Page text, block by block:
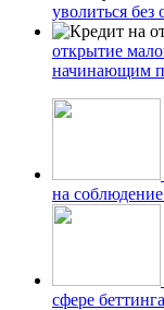
уволиться без
открытие
начинающим
на
сфере